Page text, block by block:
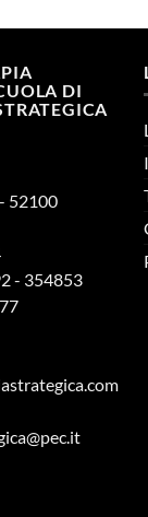
DI
52100
- 354853